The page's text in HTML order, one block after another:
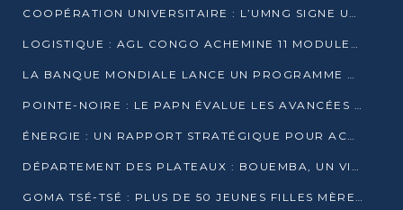
COOPÉRATION UNIVERSITAIRE : L’UMNG SIGNE UN ACCORD STRATÉGIQUE AVEC L’UNIVERSITÉ HAINAN EN CHINE
LOGISTIQUE : AGL CONGO ACHEMINE 11 MODULES GÉANTS JUSQU’À BRAZZAVILLE
LA BANQUE MONDIALE LANCE UN PROGRAMME DE 394 MILLIONS DE DOLLARS POUR LE BASSIN DU CONGO
POINTE-NOIRE : LE PAPN ÉVALUE LES AVANCÉES DU MÔLE EST
ÉNERGIE : UN RAPPORT STRATÉGIQUE POUR ACCÉLÉRER LA TRANSITION AU CONGO
DÉPARTEMENT DES PLATEAUX : BOUEMBA, UN VIVIER ÉCONOMIQUE PRÊT À EXPLOSER
GOMA TSÉ-TSÉ : PLUS DE 50 JEUNES FILLES MÈRES SENSIBILISÉES À LA SANTÉ SEXUELLE